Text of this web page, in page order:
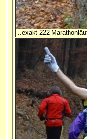
...exakt 222